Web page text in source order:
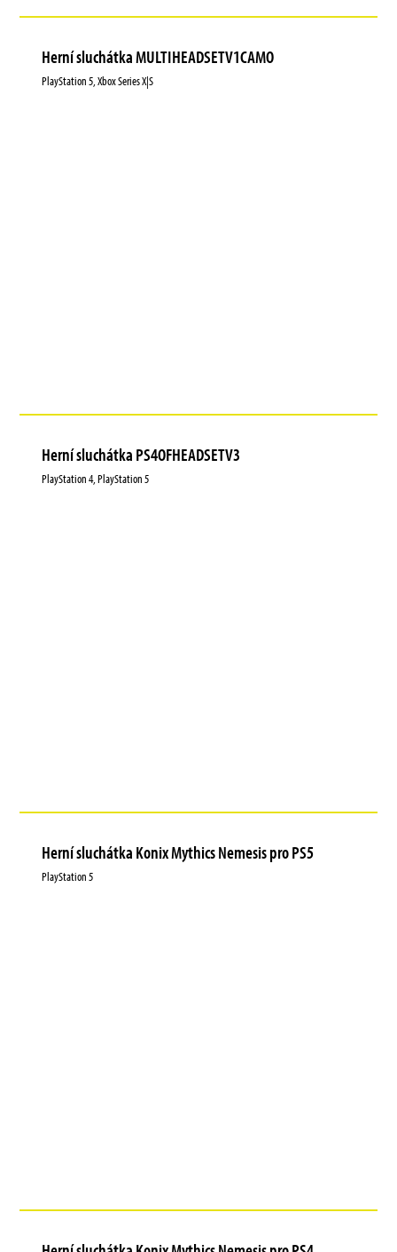
Herní sluchátka MULTIHEADSETV1CAMO
PlayStation 5, Xbox Series X|S
Herní sluchátka PS4OFHEADSETV3
PlayStation 4, PlayStation 5
Herní sluchátka Konix Mythics Nemesis pro PS5
PlayStation 5